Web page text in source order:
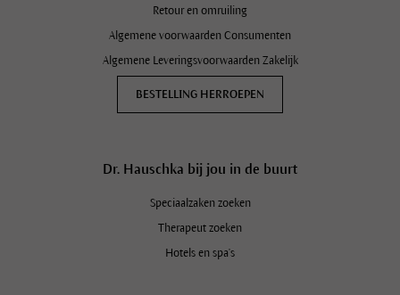
Retour en omruiling
Algemene voorwaarden Consumenten
Algemene Leveringsvoorwaarden Zakelijk
BESTELLING HERROEPEN
Dr. Hauschka bij jou in de buurt
Speciaalzaken zoeken
Therapeut zoeken
Hotels en spa's